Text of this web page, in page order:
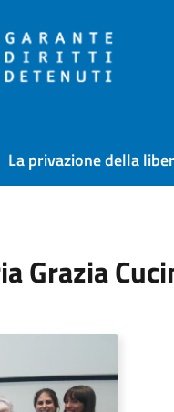
La privazione della
Grazia